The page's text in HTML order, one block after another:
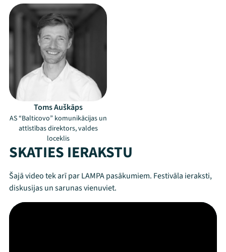
Toms Auškāps
AS “Balticovo” komunikācijas un
attīstības direktors, valdes
loceklis
SKATIES IERAKSTU
Šajā video tek arī par LAMPA pasākumiem. Festivāla ieraksti,
diskusijas un sarunas vienuviet.